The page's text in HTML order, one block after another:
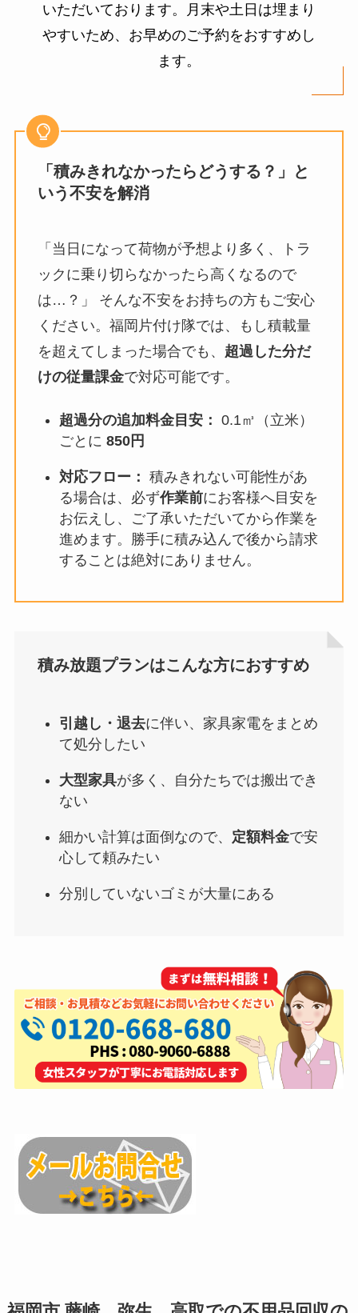
いただいております。月末や土日は埋まり
やすいため、お早めのご予約をおすすめし
ます。
「積みきれなかったらどうする？」と
いう不安を解消
「当日になって荷物が予想より多く、トラ
ックに乗り切らなかったら高くなるので
は…？」 そんな不安をお持ちの方もご安心
ください。福岡片付け隊では、もし積載量
を超えてしまった場合でも、 超過した分だ
けの従量課金で対応可能です。
超過分の追加料金目安： 0.1㎥（立米）
ごとに 850円
対応フロー： 積みきれない可能性があ
る場合は、必ず作業前にお客様へ目安を
お伝えし、ご了承いただいてから作業を
進めます。勝手に積み込んで後から請求
することは絶対にありません。
積み放題プランはこんな方におすすめ
引越し・退去に伴い、家具家電をまとめ
て処分したい
大型家具が多く、自分たちでは搬出でき
ない
細かい計算は面倒なので、 定額料金で安
心して頼みたい
分別していないゴミが大量にある